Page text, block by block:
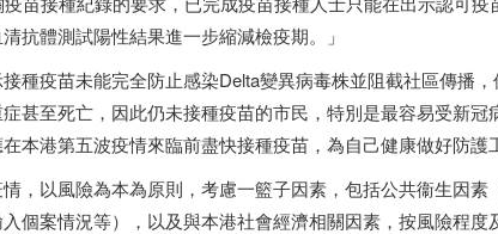
抗體測試陽性結果進一步縮減檢疫期。」
種疫苗未能完全防止感染Delta變異病毒株並阻截社區傳播，
甚至死亡，因此仍未接種疫苗的市民，特別是最容易受新冠
本港第五波疫情來臨前盡快接種疫苗，為自己健康做好防護
，以風險為本為原則，考慮一籃子因素，包括公共衞生因素
個案情況等），以及與本港社會經濟相關因素，按風險程度